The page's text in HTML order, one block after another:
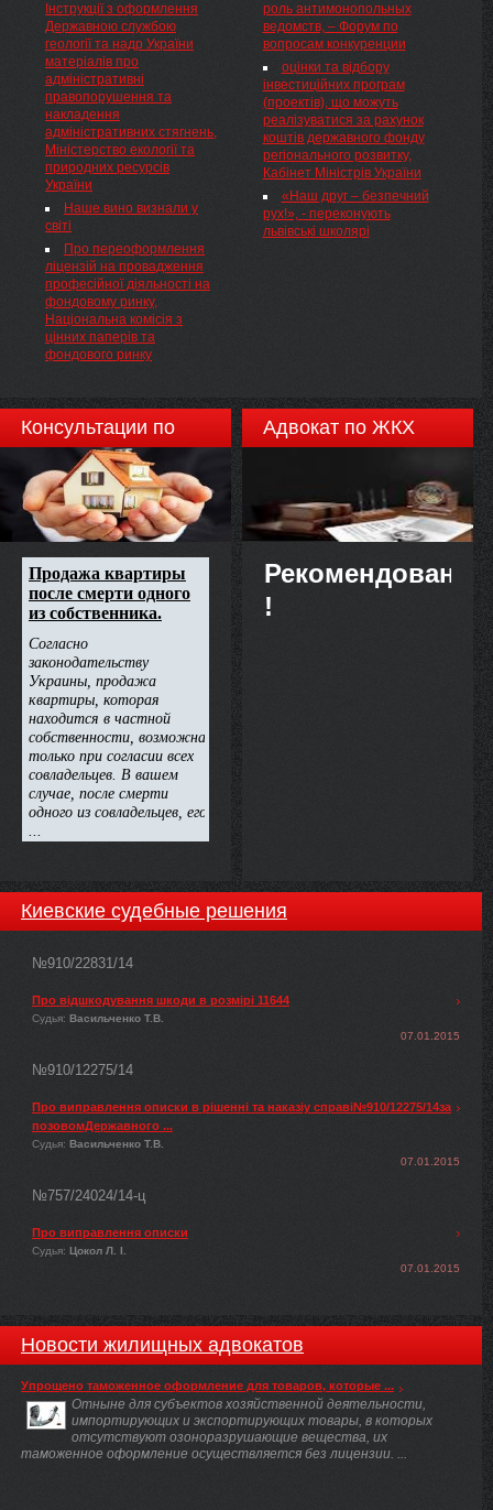
родовищ за регульованим
тарифом та Ліцензійних умов
провадження господарської
діяльності з розподілу
природного, нафтового газу і
газу (метану) вугільних
родовищ
призначення та виплати
підйомної допомоги особам
рядового і начальницького
складу служби цивільного
захисту Відповідно до частини
другої статті 123 Кодексу
цивільного захисту( 5403-17 )
України( 5403-17 ) Кабінет
Міністрів України постановляє:
Інструкції з оформлення
Державною службою
геології та надр України
матеріалів про
адміністративні
правопорушення та
накладення
адміністративних стягнень,
Міністерство екології та
природних ресурсів
України
Наше вино визнали у
світі
Про переоформлення
ліцензій на провадження
професійної діяльності на
фондовому ринку,
Національна комісія з
цінних паперів та
фондового ринку
в додаток 3 до наказу
Міністерства економічного
розвитку і торгівлі України від
26.04.2012 № 510( v0510731-12 )
"Про попередню оплату
товарів, робіт і послуг, що
закуповуються за бюджетні
кошти", виклавши його в
редакції, що додається.
роль антимонопольных
ведомств, – Форум по
вопросам конкуренции
оцінки та відбору
інвестиційних програм
(проектів), що можуть
реалізуватися за рахунок
коштів державного фонду
регіонального розвитку,
Кабінет Міністрів України
«Наш друг – безпечний
рух!», - переконують
львівські школярі
Консультации по
недвижимости
Адвокат по ЖКХ
Рекомендовано
!
Киевские судебные решения
№910/22831/14
Про відшкодування шкоди в розмірі 11644
Судья: Васильченко Т.В.
07.01.2015
№910/12275/14
Про виправлення описки в рішенні та наказіу справі№910/12275/14за
позовомДержавного ...
Судья: Васильченко Т.В.
07.01.2015
№757/24024/14-ц
Про виправлення описки
Судья: Цокол Л. І.
07.01.2015
Новости жилищных адвокатов
Упрощено таможенное оформление для товаров, которые ...
Отныне для субъектов хозяйственной деятельности,
импортирующих и экспортирующих товары, в которых
отсутствуют озоноразрушающие вещества, их
таможенное оформление осуществляется без лицензии. ...